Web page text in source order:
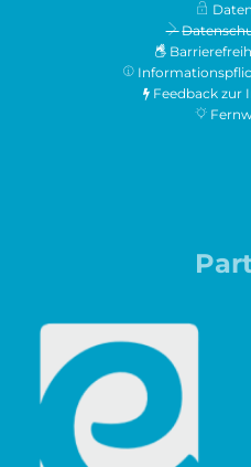
Feedback zur